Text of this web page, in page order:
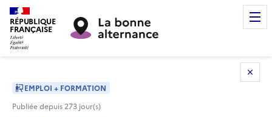
RÉPUBLIQUE
FRANÇAISE
EMPLOI + FORMATION
Publiée depuis 273 jour(s)